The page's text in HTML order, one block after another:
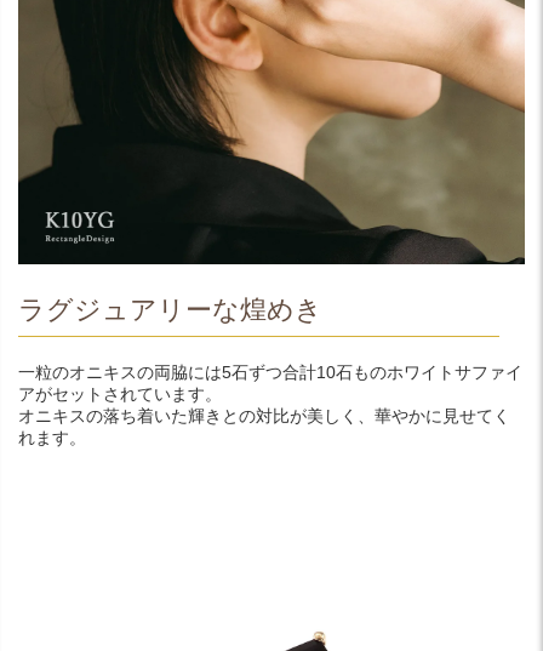
ラグジュアリーな煌めき
一粒のオニキスの両脇には5石ずつ合計10石ものホワイトサファイ
アがセットされています。
オニキスの落ち着いた輝きとの対比が美しく、華やかに見せてく
れます。